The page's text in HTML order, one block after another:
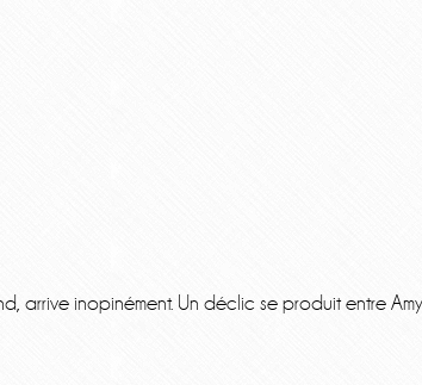
arrive inopinément. Un déclic se produit entre